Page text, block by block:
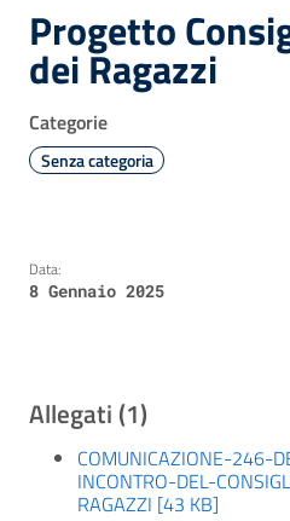
Progetto
dei Ragazzi
Categorie
Senza categoria
Data:
8 Gennaio 2025
Allegati (1)
COMUNICAZIONE-246-
INCONTRO-DEL-
RAGAZZI [43 KB]